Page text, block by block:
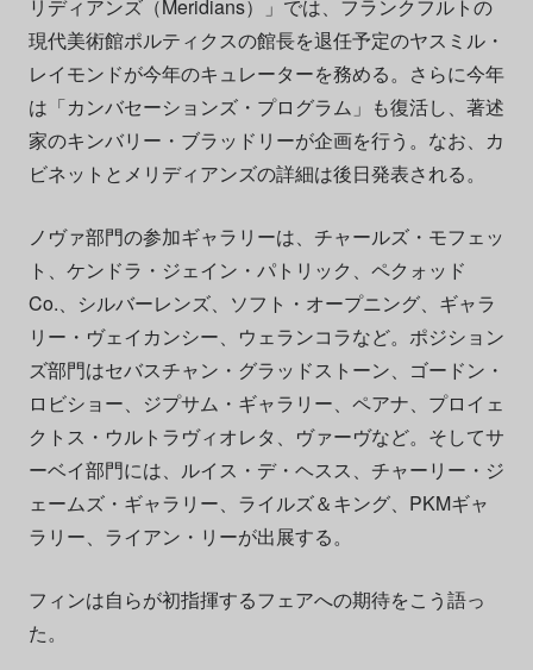
リディアンズ（Meridians）」では、フランクフルトの
現代美術館ポルティクスの館長を退任予定のヤスミル・
レイモンドが今年のキュレーターを務める。さらに今年
は「カンバセーションズ・プログラム」も復活し、著述
家のキンバリー・ブラッドリーが企画を行う。なお、カ
ビネットとメリディアンズの詳細は後日発表される。
ノヴァ部門の参加ギャラリーは、チャールズ・モフェッ
ト、ケンドラ・ジェイン・パトリック、ペクォッド
Co.、シルバーレンズ、ソフト・オープニング、ギャラ
リー・ヴェイカンシー、ウェランコラなど。ポジション
ズ部門はセバスチャン・グラッドストーン、ゴードン・
ロビショー、ジプサム・ギャラリー、ペアナ、プロイェ
クトス・ウルトラヴィオレタ、ヴァーヴなど。そしてサ
ーベイ部門には、ルイス・デ・ヘスス、チャーリー・ジ
ェームズ・ギャラリー、ライルズ＆キング、PKMギャ
ラリー、ライアン・リーが出展する。
フィンは自らが初指揮するフェアへの期待をこう語っ
た。